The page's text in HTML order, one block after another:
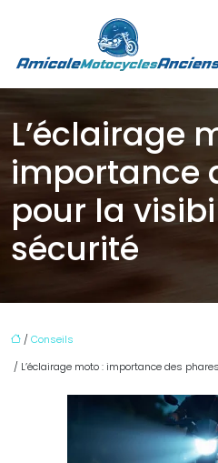
L’éclairage
importance
pour la
sécurité
/Conseils
/ L’éclairage moto : importance des